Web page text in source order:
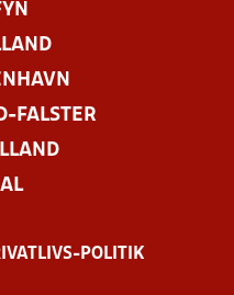
FALSTER
POLITIK